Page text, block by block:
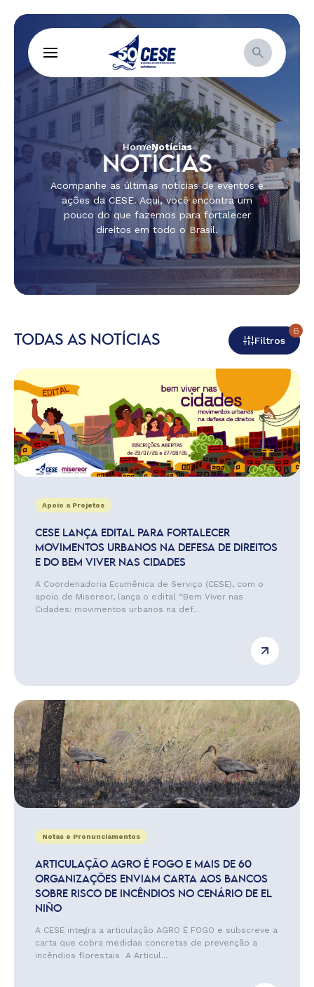
HomeNotícias
NOTÍCIAS
Acompanhe as últimas notícias de eventos e
ações da CESE. Aqui, você encontra um
pouco do que fazemos para fortalecer
direitos em todo o Brasil.
TODAS AS NOTÍCIAS Filtros
6
Apoio a Projetos
CESE LANÇA EDITAL PARA FORTALECER
MOVIMENTOS URBANOS NA DEFESA DE DIREITOS
E DO BEM VIVER NAS CIDADES
A Coordenadoria Ecumênica de Serviço (CESE), com o
apoio de Misereor, lança o edital “Bem Viver nas
Cidades: movimentos urbanos na def...
Notas e Pronunciamentos
ARTICULAÇÃO AGRO É FOGO E MAIS DE 60
ORGANIZAÇÕES ENVIAM CARTA AOS BANCOS
SOBRE RISCO DE INCÊNDIOS NO CENÁRIO DE EL
NIÑO
A CESE integra a articulação AGRO É FOGO e subscreve a
carta que cobra medidas concretas de prevenção a
incêndios florestais A Articul...